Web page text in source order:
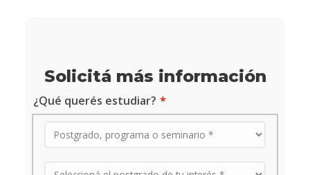
Solicitá más información
¿Qué querés estudiar?